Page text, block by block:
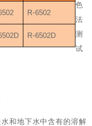
R-6502
R-6502D
色
法
测
试
和地下水中含有的溶解